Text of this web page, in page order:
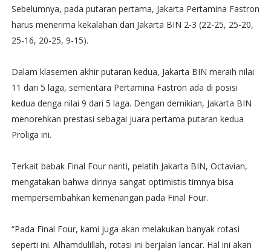
Sebelumnya, pada putaran pertama, Jakarta Pertamina Fastron
harus menerima kekalahan dari Jakarta BIN 2-3 (22-25, 25-20,
25-16, 20-25, 9-15).
Dalam klasemen akhir putaran kedua, Jakarta BIN meraih nilai
11 dari 5 laga, sementara Pertamina Fastron ada di posisi
kedua denga nilai 9 dari 5 laga. Dengan demikian, Jakarta BIN
menorehkan prestasi sebagai juara pertama putaran kedua
Proliga ini.
Terkait babak Final Four nanti, pelatih Jakarta BIN, Octavian,
mengatakan bahwa dirinya sangat optimistis timnya bisa
mempersembahkan kemenangan pada Final Four.
“Pada Final Four, kami juga akan melakukan banyak rotasi
seperti ini. Alhamdulillah, rotasi ini berjalan lancar. Hal ini akan